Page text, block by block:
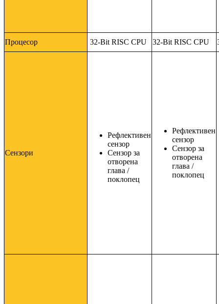
Процесор 32-Bit RISC CPU 32-Bit RISC CPU
Сензори
Рефлективен
сензор
Сензор за
отворена
глава /
поклопец
Рефлективен
сензор
Сензор за
отворена
глава /
поклопец